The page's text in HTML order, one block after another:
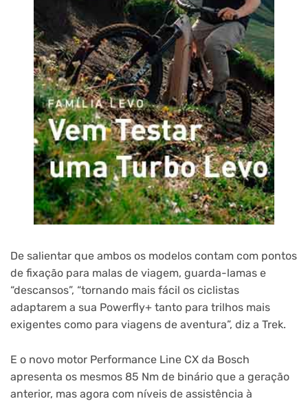
De salientar que ambos os modelos contam com pontos
de fixação para malas de viagem, guarda-lamas e
“descansos”, “tornando mais fácil os ciclistas
adaptarem a sua Powerfly+ tanto para trilhos mais
exigentes como para viagens de aventura”, diz a Trek.
E o novo motor Performance Line CX da Bosch
apresenta os mesmos 85 Nm de binário que a geração
anterior, mas agora com níveis de assistência à